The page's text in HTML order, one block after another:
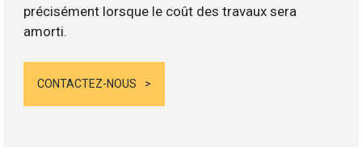
précisément lorsque le coût des travaux sera
amorti.
CONTACTEZ-NOUS